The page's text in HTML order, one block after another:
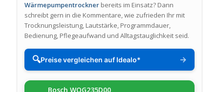
Wärmepumpentrocknerbereits im Einsatz? Dann
schreibt gern in die Kommentare, wie zufrieden Ihr mit
Trocknungsleistung, Lautstärke, Programmdauer,
Bedienung, Pflegeaufwand und Alltagstauglichkeit seid.
🔍Preise vergleichen auf Idealo* →
Bosch WQG235D00